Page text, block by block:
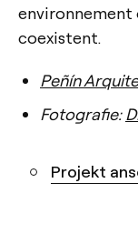
coexistent.
Peñín
Fotografie:
Projekt